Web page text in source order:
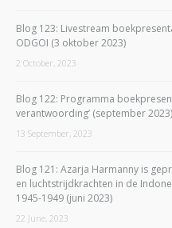
Blog 123: Livestream
ODGOI (3 oktober 2023)
2 October, 2023
Blog 122: Programma
verantwoording’ (september 2023)
13 September, 2023
Blog 121: Azarja Harmanny is
en luchtstrijdkrachten in de
1945-1949 (juni 2023)
22 June, 2023